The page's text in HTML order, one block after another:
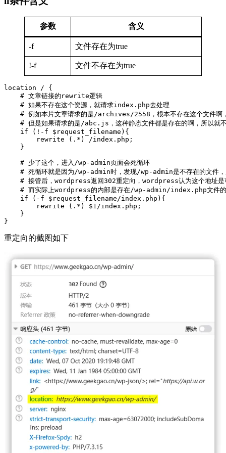
参数 含义
-f 文件存在为true
!-f 文件不存在为true
location / {
    # 文章链接的rewrite逻辑
    # 如果不存在这个资源，就请求index.php去处理
# 例如本片文章请求的是/archives/2558，根本不存在这个文件
# 但是如果请求的是/abc.js，这种静态文件都是存在的啊，所以
    if (!-f $request_filename){
        rewrite (.*) /index.php;
    }
    # 少了这个，进入/wp-admin页面会死循环
# 死循环就是因为/wp-admin时，发现/wp-admin是不存在的文件
# 接管后，wordpress返回302重定向，wordpress认为这个地址是
# 而实际上wordpress的内部是存在/wp-admin/index.php文件
    if (-f $request_filename/index.php){
        rewrite (.*) $1/index.php;
    }
}
重定向的截图如下